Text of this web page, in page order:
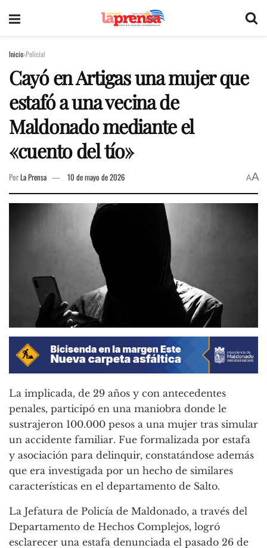
Inicio Policial
Cayó en Artigas una mujer que
estafó a una vecina de
Maldonado mediante el
«cuento del tío»
PorLa Prensa 10 de mayo de 2026 AA
La implicada, de 29 años y con antecedentes
penales, participó en una maniobra donde le
sustrajeron 100.000 pesos a una mujer tras simular
un accidente familiar. Fue formalizada por estafa
y asociación para delinquir, constatándose además
que era investigada por un hecho de similares
características en el departamento de Salto.
La Jefatura de Policía de Maldonado, a través del
Departamento de Hechos Complejos, logró
esclarecer una estafa denunciada el pasado 26 de